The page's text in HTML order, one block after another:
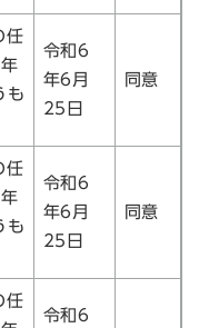
任
も
令和6
年6月
25日
同意
任
も
令和6
年6月
25日
同意
任
令和6